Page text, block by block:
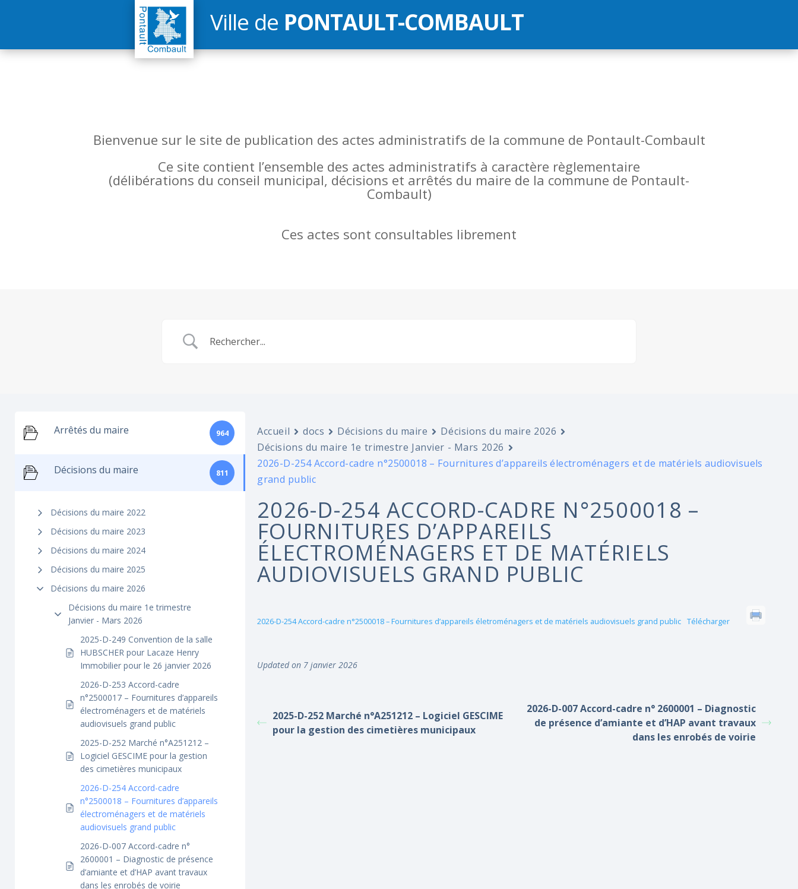
Ville de PONTAULT-COMBAULT
Bienvenue sur le site de publication des actes administratifs de la commune de Pontault-Combault
Ce site contient l’ensemble des actes administratifs à caractère règlementaire
(délibérations du conseil municipal, décisions et arrêtés du maire de la commune de Pontault-
Combault)
Ces actes sont consultables librement
Arrêtés du maire 964
Décisions du maire 811
Décisions du maire 2022
Décisions du maire 2023
Décisions du maire 2024
Décisions du maire 2025
Décisions du maire 2026
Décisions du maire 1e trimestre
Janvier - Mars 2026
2025-D-249 Convention de la salle
HUBSCHER pour Lacaze Henry
Immobilier pour le 26 janvier 2026
2026-D-253 Accord-cadre
n°2500017 – Fournitures d’appareils
électroménagers et de matériels
audiovisuels grand public
2025-D-252 Marché n°A251212 –
Logiciel GESCIME pour la gestion
des cimetières municipaux
2026-D-254 Accord-cadre
n°2500018 – Fournitures d’appareils
électroménagers et de matériels
audiovisuels grand public
2026-D-007 Accord-cadre n°
2600001 – Diagnostic de présence
d’amiante et d’HAP avant travaux
dans les enrobés de voirie
Accueil docs Décisions du maire
Décisions du maire 2026
Décisions du maire 1e trimestre Janvier - Mars 2026
2026-D-254 Accord-cadre n°2500018 – Fournitures d’appareils électroménagers et de matériels audiovisuels
grand public
2026-D-254 ACCORD-CADRE N°2500018 –
FOURNITURES D’APPAREILS
ÉLECTROMÉNAGERS ET DE MATÉRIELS
AUDIOVISUELS GRAND PUBLIC
2026-D-254 Accord-cadre n°2500018 – Fournitures d’appareils életroménagers et de matériels audiovisuels grand public Télécharger
Updated on 7 janvier 2026
2025-D-252 Marché n°A251212 – Logiciel GESCIME
pour la gestion des cimetières municipaux
2026-D-007 Accord-cadre n° 2600001 – Diagnostic
de présence d’amiante et d’HAP avant travaux
dans les enrobés de voirie